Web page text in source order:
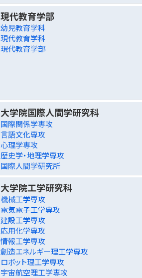
現代教育学部
幼児教育学科
現代教育学科
現代教育学部
大学院国際人間学研究科
国際関係学専攻
言語文化専攻
心理学専攻
歴史学・地理学専攻
国際人間学研究所
大学院工学研究科
機械工学専攻
電気電子工学専攻
建設工学専攻
応用化学専攻
情報工学専攻
創造エネルギー理工学専攻
ロボット理工学専攻
宇宙航空理工学専攻